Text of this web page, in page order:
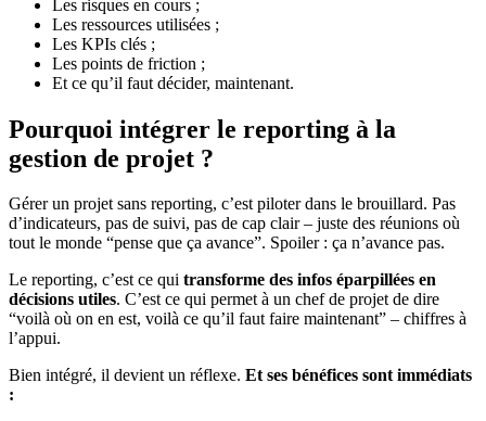
Les risques en cours ;
Les ressources utilisées ;
Les KPIs clés ;
Les points de friction ;
Et ce qu’il faut décider, maintenant.
Pourquoi intégrer le reporting à la
gestion de projet ?
Gérer un projet sans reporting, c’est piloter dans le brouillard. Pas
d’indicateurs, pas de suivi, pas de cap clair – juste des réunions où
tout le monde “pense que ça avance”. Spoiler : ça n’avance pas.
Le reporting, c’est ce qui transforme des infos éparpillées en
décisions utiles. C’est ce qui permet à un chef de projet de dire
“voilà où on en est, voilà ce qu’il faut faire maintenant” – chiffres à
l’appui.
Bien intégré, il devient un réflexe. Et ses bénéfices sont immédiats
: